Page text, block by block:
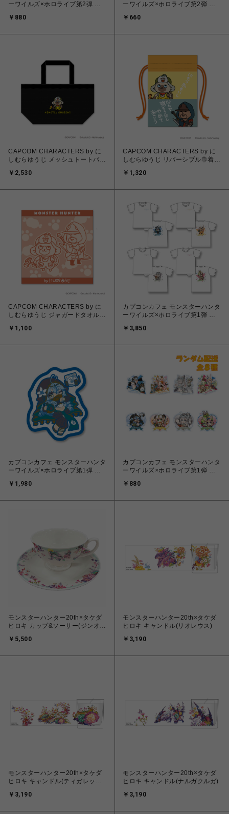
ーワイルズ×ホロライブ第2弾 ト
￥880
ーワイルズ×ホロライブ第2弾 マ
￥660
CAPCOM CHARACTERS by に
しむらゆうじ メッシュトートバッ
￥2,530
CAPCOM CHARACTERS by に
しむらゆうじ リバーシブル巾着
￥1,320
CAPCOM CHARACTERS by に
しむらゆうじ ジャガードタオル
￥1,100
カプコンカフェ モンスターハンタ
ーワイルズ×ホロライブ第1弾 Ｔ
￥3,850
カプコンカフェ モンスターハンタ
ーワイルズ×ホロライブ第1弾 ラ
￥1,980
カプコンカフェ モンスターハンタ
ーワイルズ×ホロライブ第1弾 ト
￥880
モンスターハンター20th×タケダ
ヒロキ カップ&ソーサー(ジンオウ
￥5,500
モンスターハンター20th×タケダ
ヒロキ キャンドル(リオレウス)
￥3,190
モンスターハンター20th×タケダ
ヒロキ キャンドル(ティガレック
￥3,190
モンスターハンター20th×タケダ
ヒロキ キャンドル(ナルガクルガ)
￥3,190